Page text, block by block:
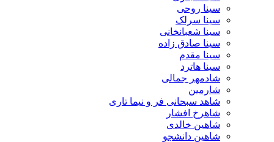
سینا روحی
سینا سرلک
سینا شعبانخانی
سینا صادق زاده
سینا مقدم
سینا هاترد
شادمهر جمالی
شارمین
شاهد سبحانی فر و نیما تاری
شاهرخ افشار
شاهین خالدی
شاهین دانشجو